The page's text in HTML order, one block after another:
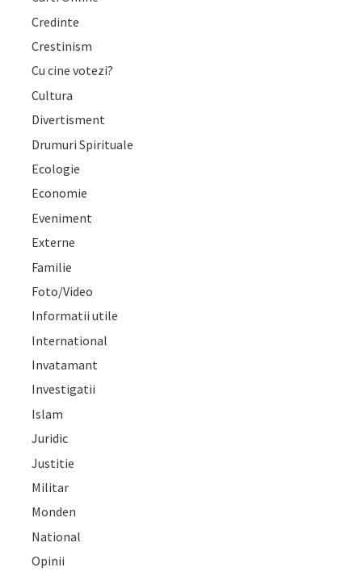
Credinte
Crestinism
Cu cine votezi?
Cultura
Divertisment
Drumuri Spirituale
Ecologie
Economie
Eveniment
Externe
Familie
Foto/Video
Informatii utile
International
Invatamant
Investigatii
Islam
Juridic
Justitie
Militar
Monden
National
Opinii